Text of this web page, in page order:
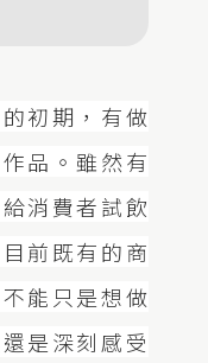
初期，有做
品。雖然有
消費者試飲
前既有的商
能只是想做
是深刻感受